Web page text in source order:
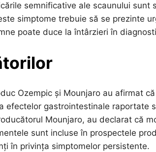
semnificative ale scaunului sunt
simptome trebuie să se prezinte
poate duce la întârzieri în
Ozempic și Mounjaro au afirmat
efectelor gastrointestinale raportate
Mounjaro, au declarat că
sunt incluse în prospectele
în privința simptomelor persistente.